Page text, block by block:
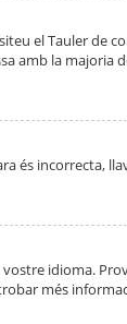
el Tauler de
amb la
és incorrecta,
idioma.
més